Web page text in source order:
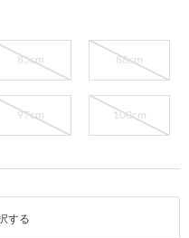
85cm 88cm
97cm 100cm
する